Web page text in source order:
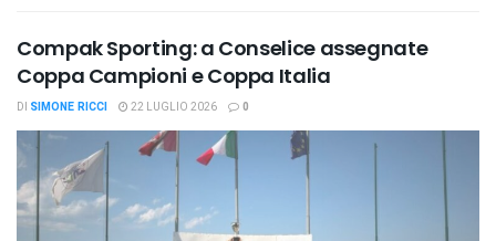
Compak Sporting: a Conselice assegnate
Coppa Campioni e Coppa Italia
DI SIMONE RICCI 22 LUGLIO 2026 0